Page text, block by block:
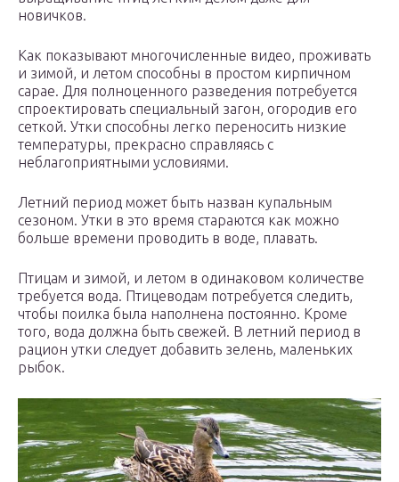
новичков.
Как показывают многочисленные видео, проживать
и зимой, и летом способны в простом кирпичном
сарае. Для полноценного разведения потребуется
спроектировать специальный загон, огородив его
сеткой. Утки способны легко переносить низкие
температуры, прекрасно справляясь с
неблагоприятными условиями.
Летний период может быть назван купальным
сезоном. Утки в это время стараются как можно
больше времени проводить в воде, плавать.
Птицам и зимой, и летом в одинаковом количестве
требуется вода. Птицеводам потребуется следить,
чтобы поилка была наполнена постоянно. Кроме
того, вода должна быть свежей. В летний период в
рацион утки следует добавить зелень, маленьких
рыбок.